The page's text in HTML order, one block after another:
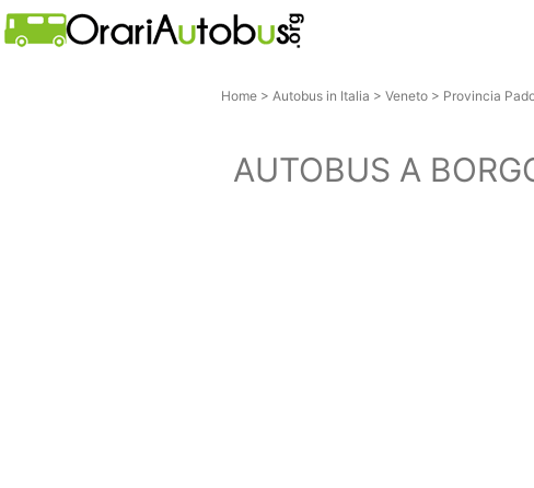
Home> Autobus in Italia > Veneto> Provincia
AUTOBUS A